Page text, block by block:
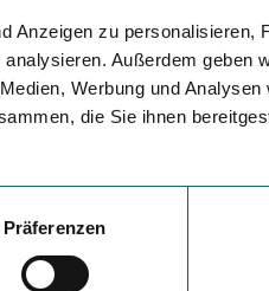
Anzeigen zu personalisieren,
Außerdem geben
Werbung und
die Sie ihnen
Präferenzen